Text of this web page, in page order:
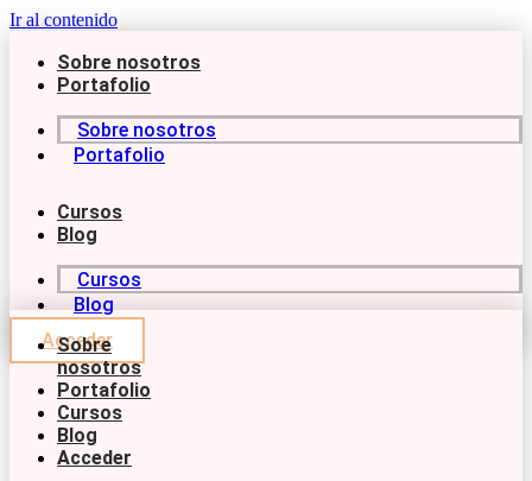
Ir al contenido
Sobre nosotros
Portafolio
Sobre nosotros
Portafolio
Cursos
Blog
Cursos
Blog
Acceder
Sobre
nosotros
Portafolio
Cursos
Blog
Acceder